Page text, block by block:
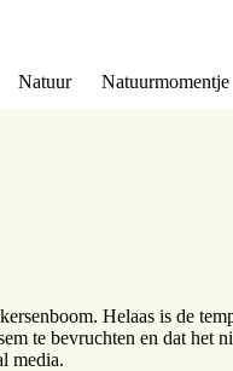
Natuur Natuurmomentje
Helaas is de
te bevruchten en dat
media.